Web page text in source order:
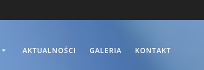
AKTUALNOŚCI GALERIA KONTAKT